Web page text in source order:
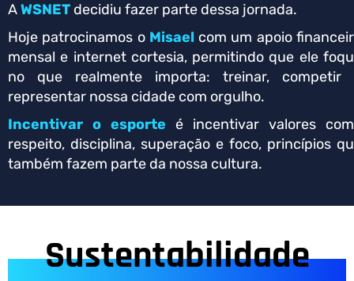
AWSNET decidiu fazer parte dessa jornada.
Hoje patrocinamos o Misael com um apoio
mensal e internet cortesia, permitindo que ele
no que realmente importa: treinar, competir
representar nossa cidade com orgulho.
Incentivar o esporte é incentivar valores
respeito, disciplina, superação e foco, princípios
também fazem parte da nossa cultura.
Sustentabilidade